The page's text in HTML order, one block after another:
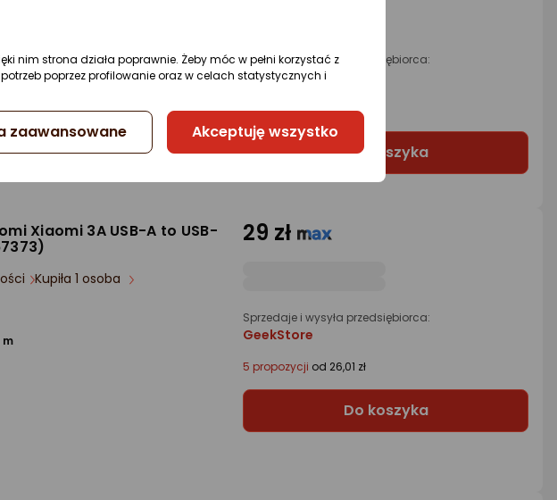
m
prosta
Sprzedaje i wysyła przedsiębiorca:
iKable
2 propozycjeod 13,47 zł
Do koszyka
Xiaomi 3A USB-A to USB-
Kupiła 1 osoba
m
29 zł
Sprzedaje i wysyła przedsiębiorca:
GeekStore
5 propozycji od 26,01 zł
Do koszyka
nim strona działa poprawnie. Żeby móc w pełni korzystać z
poprzez profilowanie oraz w celach statystycznych i
zaawansowane Akceptuję wszystko